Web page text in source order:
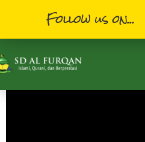
Follow us on...